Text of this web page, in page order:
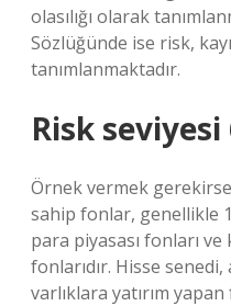
olasılığı olarak
Sözlüğünde ise risk,
tanımlanmaktadır.
Risk
Örnek vermek
sahip fonlar, genellikle
para piyasası fonları
fonlarıdır. Hisse
varlıklara yatırım